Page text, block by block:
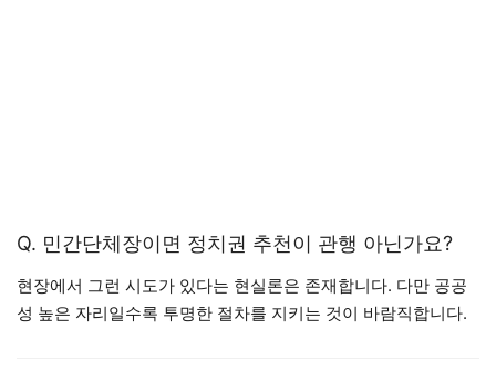
Q. 민간단체장이면 정치권 추천이 관행 아닌가요?
현장에서 그런 시도가 있다는 현실론은 존재합니다. 다만 공공
성 높은 자리일수록 투명한 절차를 지키는 것이 바람직합니다.